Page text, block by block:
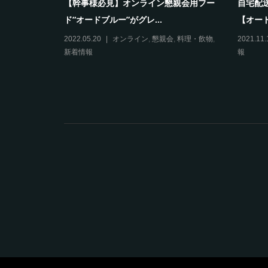
【幹事様必見】オンライン懇親会用フー
ド“オードブルー”がグレ...
2022.05.20 オンライン, 懇親会, 料理・飲物,
新着情報
自宅配
【オ
報